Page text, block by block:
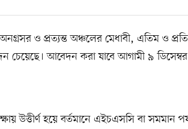
ও প্রত্যন্ত অঞ্চলের মেধাবী, এতিম ও
চেয়েছে। আবেদন করা যাবে আগামী ৯ ডিসেম্বর
উত্তীর্ণ হয়ে বর্তমানে এইচএসসি বা সমমান